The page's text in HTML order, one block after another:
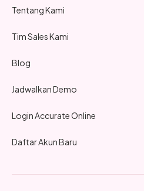
Tentang Kami
Tim Sales Kami
Blog
Jadwalkan Demo
Login Accurate Online
Daftar Akun Baru